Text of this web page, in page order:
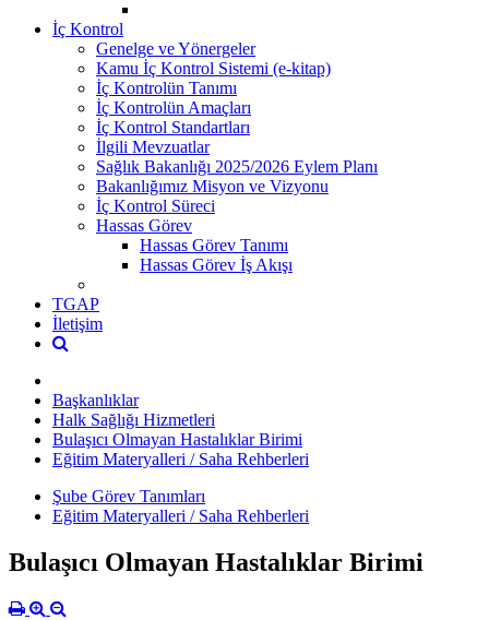
İç Kontrol
Genelge ve Yönergeler
Kamu İç Kontrol Sistemi (e-kitap)
İç Kontrolün Tanımı
İç Kontrolün Amaçları
İç Kontrol Standartları
İlgili Mevzuatlar
Sağlık Bakanlığı 2025/2026 Eylem Planı
Bakanlığımız Misyon ve Vizyonu
İç Kontrol Süreci
Hassas Görev
Hassas Görev Tanımı
Hassas Görev İş Akışı
TGAP
İletişim
Başkanlıklar
Halk Sağlığı Hizmetleri
Bulaşıcı Olmayan Hastalıklar Birimi
Eğitim Materyalleri / Saha Rehberleri
Şube Görev Tanımları
Eğitim Materyalleri / Saha Rehberleri
Bulaşıcı Olmayan Hastalıklar Birimi